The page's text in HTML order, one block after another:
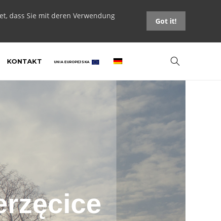
dass Sie mit deren Verwendung
Got it!
KONTAKT UNIA EUROPEJSKA